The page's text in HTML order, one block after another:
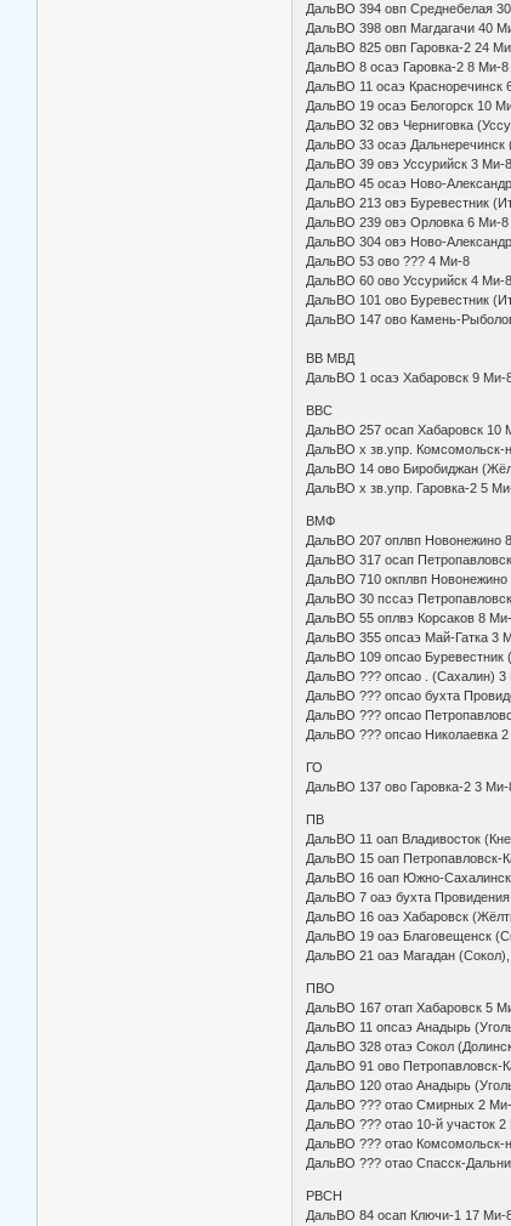
ДальВО 394 овп
ДальВО 398 овп Магдагачи
ДальВО 825 овп Гаровка-2
ДальВО 8 осаэ Гаровка-
ДальВО 11 осаэ
ДальВО 19 осаэ
ДальВО 32 овэ
ДальВО 33 осаэ
ДальВО 39 овэ Уссурийск
ДальВО 45 осаэ Ново-
ДальВО 213 овэ
ДальВО 239 овэ Орловка
ДальВО 304 овэ Ново-
ДальВО 53 ово ??? 4
ДальВО 60 ово
ДальВО 101 ово
ДальВО 147 ово Камень-
ВВ МВД
ДальВО 1 осаэ
ВВС
ДальВО 257 осап
ДальВО х зв.упр.
ДальВО 14 ово
ДальВО х зв.упр.
ВМФ
ДальВО 207 оплвп
ДальВО 317 осап
ДальВО 710 окплвп
ДальВО 30 пссаэ
ДальВО 55 оплвэ
ДальВО 355 опсаэ Май-
ДальВО 109 опсао
ДальВО ??? опсао .
ДальВО ??? опсао бухта
ДальВО ??? опсао
ДальВО ??? опсао
ГО
ДальВО 137 ово
ПВ
ДальВО 11 оап Владивосток
ДальВО 15 оап
ДальВО 16 оап Южно-
ДальВО 7 оаэ бухта
ДальВО 16 оаэ Хабаровск
ДальВО 19 оаэ
ДальВО 21 оаэ Магадан
ПВО
ДальВО 167 отап
ДальВО 11 опсаэ
ДальВО 328 отаэ Сокол
ДальВО 91 ово
ДальВО 120 отао
ДальВО ??? отао
ДальВО ??? отао 10-й
ДальВО ??? отао
ДальВО ??? отао
РВСН
ДальВО 84 осап Ключи-